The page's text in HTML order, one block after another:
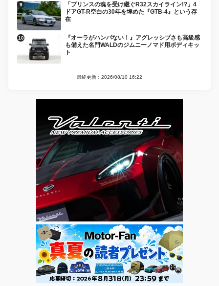
「プリンスの魂を受け継ぐR32スカイライン!?」4
ドアGT-R空白の30年を埋めた『GTB-4』という存
在
『オーラがハンパない！』アグレッシブさも高級感
も備えた名門WALDのジムニーノマド用ボディキッ
ト
最終更新：2026/08/10 16:22